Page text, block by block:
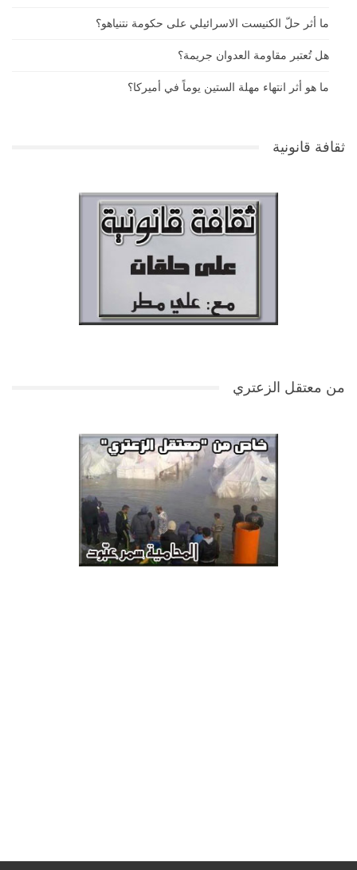
ما أثر حلّ الكنيست الاسرائيلي على حكومة نتنياهو؟
هل تُعتبر مقاومة العدوان جريمة؟
ما هو أثر انتهاء مهلة الستين يوماً في أميركا؟
ثقافة قانونية
من معتقل الزعتري